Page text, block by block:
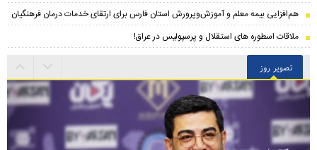
هم‌افزایی بیمه معلم و آموزش‌وپرورش استان فارس برای ارتقای خدمات درمان فرهنگیان
ملاقات اسطوره های استقلال و پرسپولیس در عراق!
تصویر روز